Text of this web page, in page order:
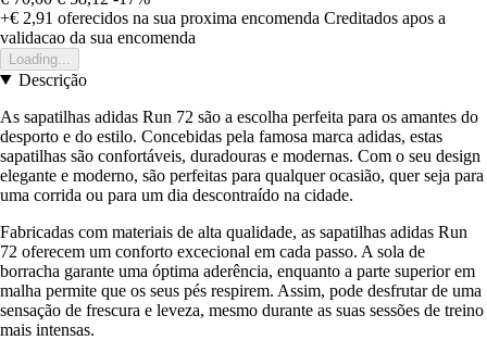
+€ 2,91 oferecidos na sua proxima encomenda Creditados apos a
validacao da sua encomenda
Loading...
Descrição
As sapatilhas adidas Run 72 são a escolha perfeita para os amantes do
desporto e do estilo. Concebidas pela famosa marca adidas, estas
sapatilhas são confortáveis, duradouras e modernas. Com o seu design
elegante e moderno, são perfeitas para qualquer ocasião, quer seja para
uma corrida ou para um dia descontraído na cidade.
Fabricadas com materiais de alta qualidade, as sapatilhas adidas Run
72 oferecem um conforto excecional em cada passo. A sola de
borracha garante uma óptima aderência, enquanto a parte superior em
malha permite que os seus pés respirem. Assim, pode desfrutar de uma
sensação de frescura e leveza, mesmo durante as suas sessões de treino
mais intensas.